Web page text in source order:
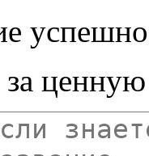
успешно
за